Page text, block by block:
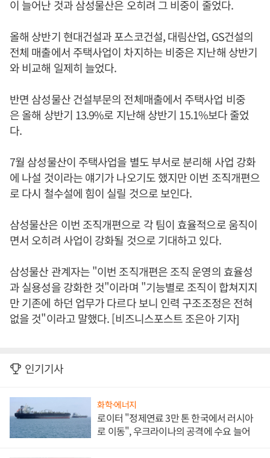
이 늘어난 것과 삼성물산은 오히려 그 비중이 줄었다.
올해 상반기 현대건설과 포스코건설, 대림산업, GS건설의
전체 매출에서 주택사업이 차지하는 비중은 지난해 상반기
와 비교해 일제히 늘었다.
반면 삼성물산 건설부문의 전체매출에서 주택사업 비중
은 올해 상반기 13.9%로 지난해 상반기 15.1%보다 줄었
다.
7월 삼성물산이 주택사업을 별도 부서로 분리해 사업 강화
에 나설 것이라는 얘기가 나오기도 했지만 이번 조직개편으
로 다시 철수설에 힘이 실릴 것으로 보인다.
삼성물산은 이번 조직개편으로 각 팀이 효율적으로 움직이
면서 오히려 사업이 강화될 것으로 기대하고 있다.
삼성물산 관계자는 "이번 조직개편은 조직 운영의 효율성
과 실용성을 강화한 것"이라며 "기능별로 조직이 합쳐지지
만 기존에 하던 업무가 다르다 보니 인력 구조조정은 전혀
없을 것"이라고 말했다. [비즈니스포스트 조은아 기자]
인기기사
화학·에너지
로이터 "정제연료 3만 톤 한국에서 러시아
로 이동", 우크라이나의 공격에 수요 늘어